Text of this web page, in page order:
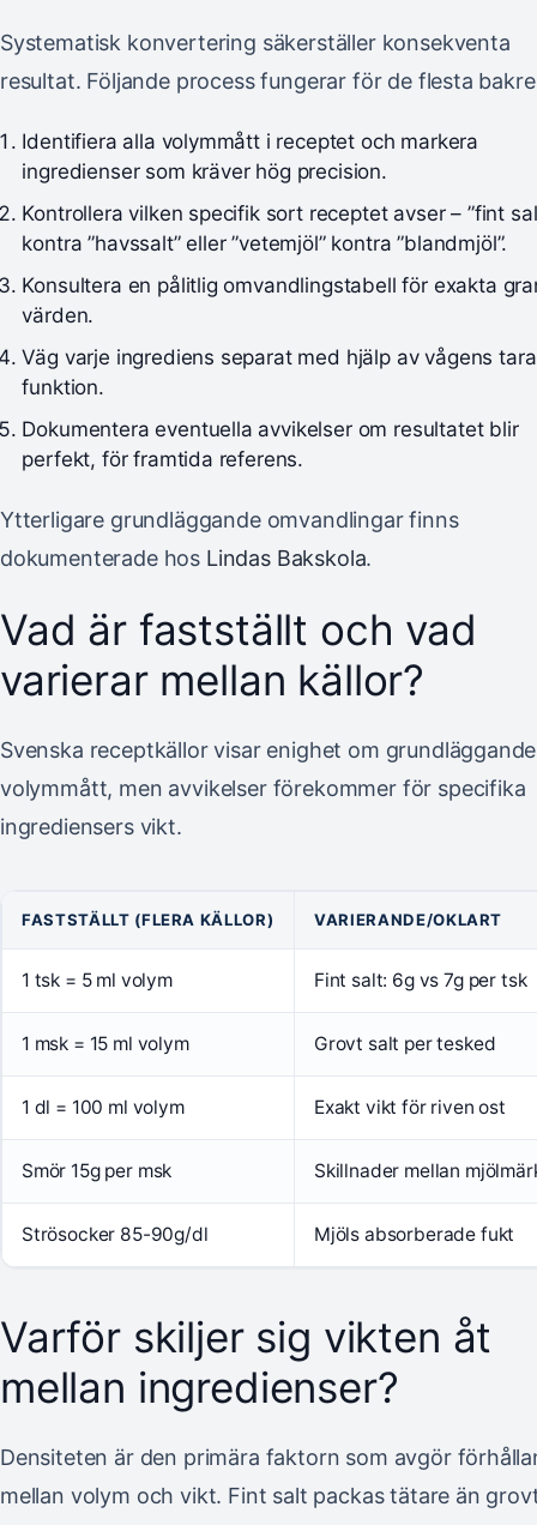
Systematisk konvertering säkerställer konsekventa
resultat. Följande process fungerar för de flesta
Identifiera alla volymmått i receptet och markera
ingredienser som kräver hög precision.
Kontrollera vilken specifik sort receptet avser – ”fint
kontra ”havssalt” eller ”vetemjöl” kontra ”blandmjöl”.
Konsultera en pålitlig omvandlingstabell för exakta
värden.
Väg varje ingrediens separat med hjälp av vågens
funktion.
Dokumentera eventuella avvikelser om resultatet blir
perfekt, för framtida referens.
Ytterligare grundläggande omvandlingar finns
dokumenterade hos Lindas Bakskola.
Vad är fastställt och vad
varierar mellan källor?
Svenska receptkällor visar enighet om grundläggande
volymmått, men avvikelser förekommer för specifika
ingrediensers vikt.
FASTSTÄLLT (FLERA KÄLLOR) VARIERANDE/OKLART
1 tsk = 5 ml volym Fint salt: 6g vs 7g per tsk
1 msk = 15 ml volym Grovt salt per tesked
1 dl = 100 ml volym Exakt vikt för riven ost
Smör 15g per msk Skillnader mellan
Strösocker 85-90g/dl Mjöls absorberade fukt
Varför skiljer sig vikten åt
mellan ingredienser?
Densiteten är den primära faktorn som avgör
mellan volym och vikt. Fint salt packas tätare än